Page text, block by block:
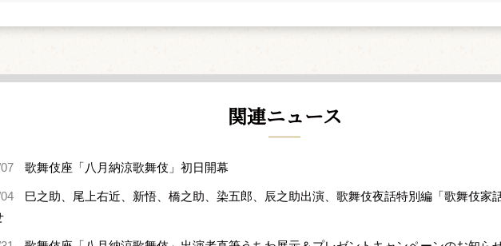
関連ニュース
歌舞伎座「八月納涼歌舞伎」初日開幕
巳之助、尾上右近、新悟、橋之助、染五郎、辰之助出演、歌舞伎夜話特別編「歌舞伎家